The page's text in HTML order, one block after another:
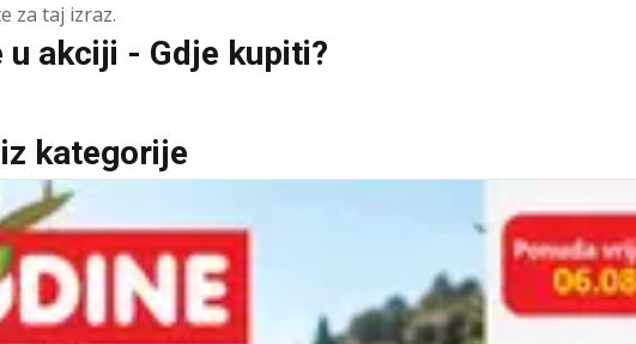
za taj izraz.
u akciji - Gdje kupiti?
kategorije